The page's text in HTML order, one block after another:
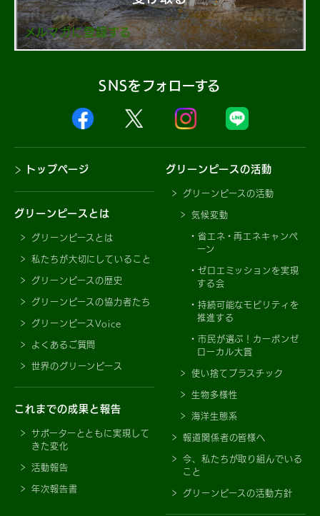
メルマガに登録する
SNSをフォローする
トップページ
グリーンピースとは
グリーンピースとは
私たちが大切にしていること
グリーンピースの歴史
グリーンピースの協力者たち
グリーンピースVoice
よくあるご質問
世界のグリーンピース
これまでの成果と報告
サポーターとともに実現して
きた変化
活動報告
年次報告書
グリーンピースの活動
グリーンピースの活動
気候変動
省エネ・再エネキャンペ
ーン
ゼロエミッションを実現
する会
持続可能なモビリティを
推進する
市民が選ぶ！カーボンゼ
ローカル大賞
使い捨てプラスチック
生物多様性
海洋生態系
報道関係者の皆様へ
今、私たちが取り組んでいる
こと
グリーンピースの活動方針